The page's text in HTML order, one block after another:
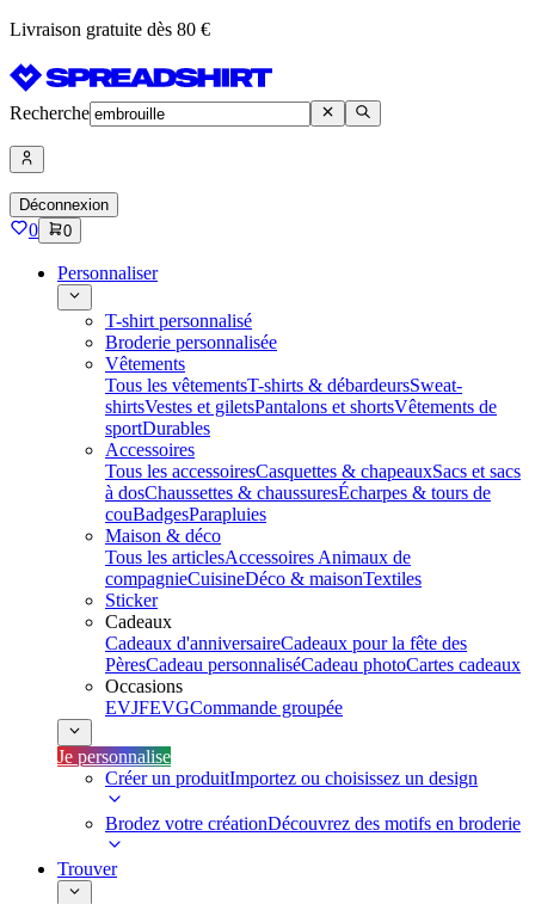
Livraison gratuite dès 80 €
Recherche
Déconnexion
0 0
Personnaliser
T-shirt personnalisé
Broderie personnalisée
Vêtements
Tous les vêtementsT-shirts & débardeursSweat-
shirtsVestes et giletsPantalons et shortsVêtements de
sportDurables
Accessoires
Tous les accessoiresCasquettes & chapeauxSacs et sacs
à dosChaussettes & chaussuresÉcharpes & tours de
couBadgesParapluies
Maison & déco
Tous les articlesAccessoires Animaux de
compagnieCuisineDéco & maisonTextiles
Sticker
Cadeaux
Cadeaux d'anniversaireCadeaux pour la fête des
PèresCadeau personnaliséCadeau photoCartes cadeaux
Occasions
EVJFEVGCommande groupée
Je personnalise
Créer un produitImportez ou choisissez un design
Brodez votre créationDécouvrez des motifs en broderie
Trouver